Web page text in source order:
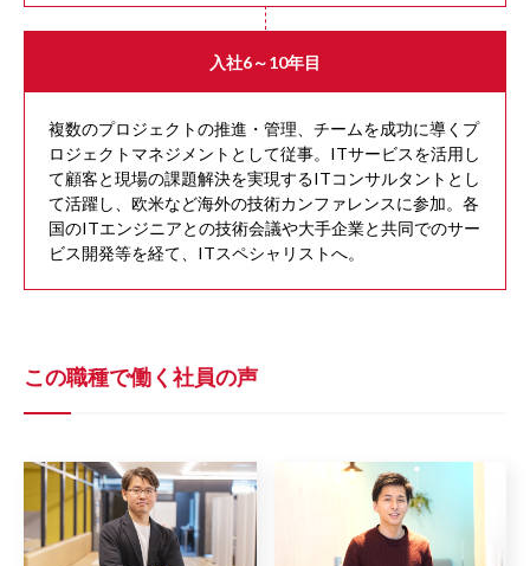
入社6～10年目
複数のプロジェクトの推進・管理、チームを成功に導くプ
ロジェクトマネジメントとして従事。ITサービスを活用し
て顧客と現場の課題解決を実現するITコンサルタントとし
て活躍し、欧米など海外の技術カンファレンスに参加。各
国のITエンジニアとの技術会議や大手企業と共同でのサー
ビス開発等を経て、ITスペシャリストへ。
この職種で働く社員の声